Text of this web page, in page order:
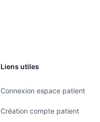
Liens utiles
Connexion espace patient
Création compte patient